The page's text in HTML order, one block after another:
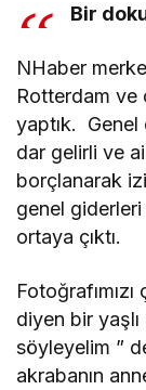
Bir
NHaber
Rotterdam ve
yaptık.
dar gelirli ve
borçlanarak
genel
ortaya çıktı.
diyen bir
söyleyelim ”
akrabanın